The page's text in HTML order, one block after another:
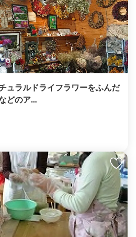
ュラルドライフラワーをふんだ
どのア...